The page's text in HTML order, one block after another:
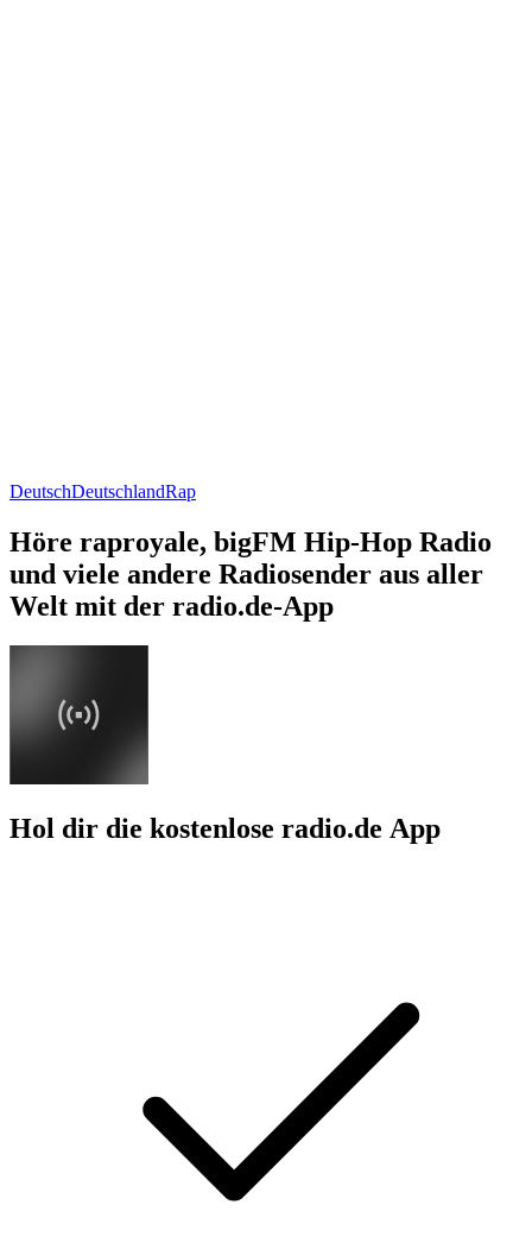
DeutschDeutschlandRap
Höre raproyale, bigFM Hip-Hop Radio
und viele andere Radiosender aus aller
Welt mit der radio.de-App
Hol dir die kostenlose radio.de App